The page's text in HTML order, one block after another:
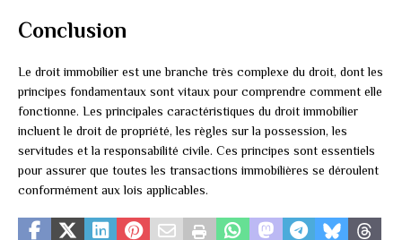
Conclusion
Le droit immobilier est une branche très complexe du droit, dont les
principes fondamentaux sont vitaux pour comprendre comment elle
fonctionne. Les principales caractéristiques du droit immobilier
incluent le droit de propriété, les règles sur la possession, les
servitudes et la responsabilité civile. Ces principes sont essentiels
pour assurer que toutes les transactions immobilières se déroulent
conformément aux lois applicables.